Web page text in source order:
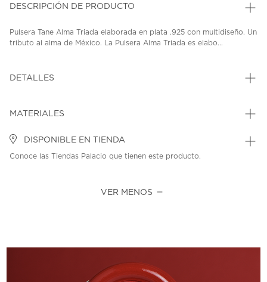
DESCRIPCIÓN DE PRODUCTO
Pulsera Tane Alma Triada elaborada en plata .925 con multidiseño. Un
tributo al alma de México. La Pulsera Alma Triada es elabo...
DETALLES
MATERIALES
DISPONIBLE EN TIENDA
Conoce las Tiendas Palacio que tienen este producto.
VER MENOS